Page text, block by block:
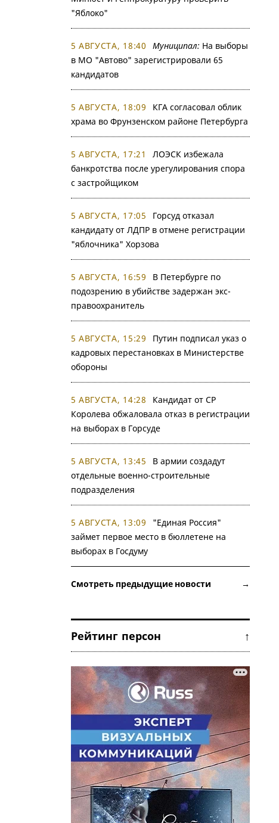
"Яблоко"
5 АВГУСТА, 18:40 Муниципал: На выборы
в МО "Автово" зарегистрировали 65
кандидатов
5 АВГУСТА, 18:09
КГА согласовал облик
храма во Фрунзенском районе Петербурга
5 АВГУСТА, 17:21
ЛОЭСК избежала
банкротства после урегулирования спора
с застройщиком
5 АВГУСТА, 17:05
Горсуд отказал
кандидату от ЛДПР в отмене регистрации
"яблочника" Хорзова
5 АВГУСТА, 16:59
В Петербурге по
подозрению в убийстве задержан экс-
правоохранитель
5 АВГУСТА, 15:29
Путин подписал указ о
кадровых перестановках в Министерстве
обороны
5 АВГУСТА, 14:28
Кандидат от СР
Королева обжаловала отказ в регистрации
на выборах в Горсуде
5 АВГУСТА, 13:45
В армии создадут
отдельные военно-строительные
подразделения
5 АВГУСТА, 13:09
"Единая Россия"
займет первое место в бюллетене на
выборах в Госдуму
Смотреть предыдущие новости →
Рейтинг персон ↑